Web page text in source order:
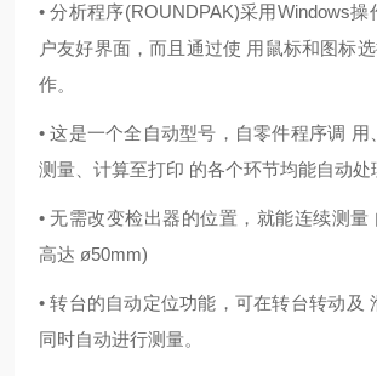
• 分析程序(ROUNDPAK)采用Windows操
户友好界面，而且通过使 用鼠标和图标
作。
• 这是一个全自动型号，自零件程序调 用
测量、计算至打印 的各个环节均能自动处
• 无需改变检出器的位置，就能连续测量
高达 ø50mm)
• 转台的自动定位功能，可在转台转动及
同时自动进行测量。